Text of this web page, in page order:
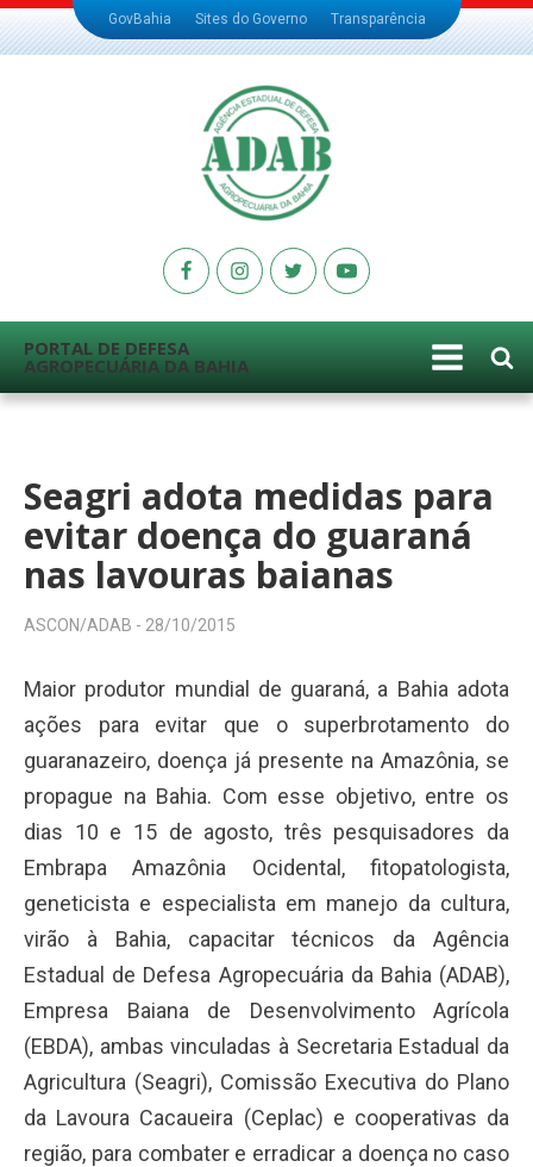
GovBahia Sites do Governo Transparência
PORTAL DE DEFESA
AGROPECUÁRIA DA BAHIA
Seagri adota medidas para
evitar doença do guaraná
nas lavouras baianas
ASCON/ADAB - 28/10/2015
Maior produtor mundial de guaraná, a Bahia adota
ações para evitar que o superbrotamento do
guaranazeiro, doença já presente na Amazônia, se
propague na Bahia. Com esse objetivo, entre os
dias 10 e 15 de agosto, três pesquisadores da
Embrapa Amazônia Ocidental, fitopatologista,
geneticista e especialista em manejo da cultura,
virão à Bahia, capacitar técnicos da Agência
Estadual de Defesa Agropecuária da Bahia (ADAB),
Empresa Baiana de Desenvolvimento Agrícola
(EBDA), ambas vinculadas à Secretaria Estadual da
Agricultura (Seagri), Comissão Executiva do Plano
da Lavoura Cacaueira (Ceplac) e cooperativas da
região, para combater e erradicar a doença no caso